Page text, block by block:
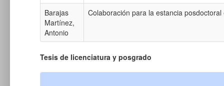
Barajas
Martínez,
Antonio
Colaboración para la estancia
Tesis de licenciatura y posgrado